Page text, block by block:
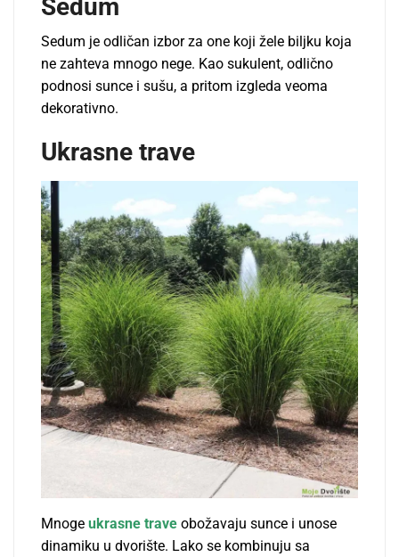
Sedum
Sedum je odličan izbor za one koji žele biljku koja
ne zahteva mnogo nege. Kao sukulent, odlično
podnosi sunce i sušu, a pritom izgleda veoma
dekorativno.
Ukrasne trave
Mnoge ukrasne trave obožavaju sunce i unose
dinamiku u dvorište. Lako se kombinuju sa